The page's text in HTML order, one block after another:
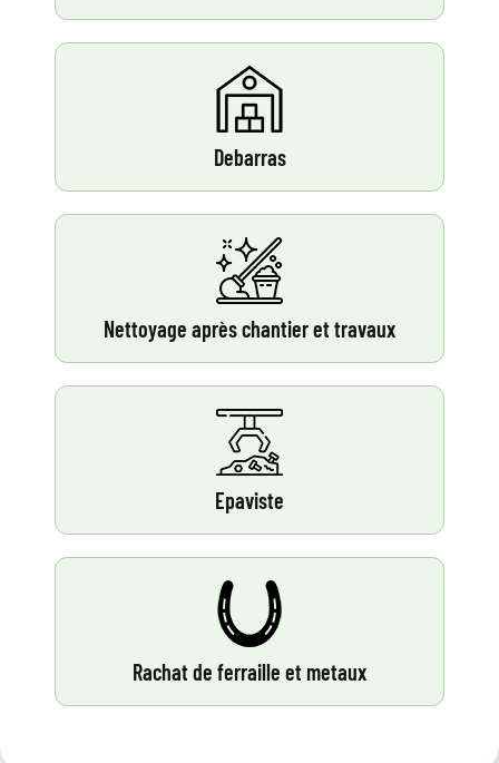
Debarras
Nettoyage après chantier et travaux
Epaviste
Rachat de ferraille et metaux